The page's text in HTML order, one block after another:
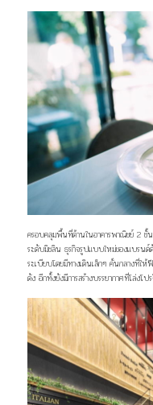
ครอบคลุมพื้นที่ด้านในอาคารพาณิชย์ 2 ชั้
ระดับมิชลิน ธุรกิจรูปแบบใหม่ของแบรนด์
ระเบียบโดยมีทางเดินเล็กๆ คั่นกลางที่ให้
ดัง อีกทั้งยังมีการสร้างบรรยากาศที่โล่งโป